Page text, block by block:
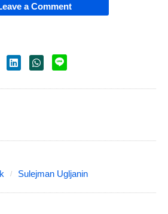
a Comment
Sulejman Ugljanin